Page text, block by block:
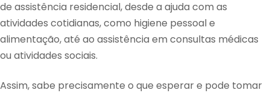
de assistência residencial, desde a ajuda com as
atividades cotidianas, como higiene pessoal e
alimentação, até ao assistência em consultas médicas
ou atividades sociais.
Assim, sabe precisamente o que esperar e pode tomar